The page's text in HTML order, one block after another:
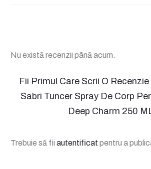
R
e
Nu există recenzii până acum.
Fii Primul Care Scrii O
Sabri Tuncer Spray De Corp
Deep Charm 250
Trebuie să fii autentificat pentru a